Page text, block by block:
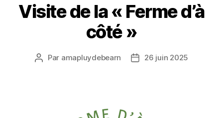
Visite de la « Ferme d’à
côté »
Auteur
Par amapluydebearn
Date26 juin 2025